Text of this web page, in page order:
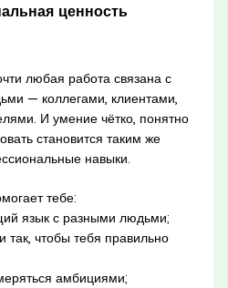
ценность
любая работа связана с
— коллегами, клиентами,
И умение чётко, понятно
становится таким же
навыки.
тебе:
язык с разными людьми;
так, чтобы тебя правильно
амбициями;